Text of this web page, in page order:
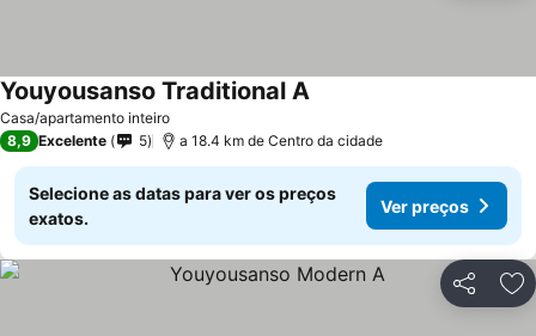
Casa/apartamento inteiro
Youyousanso Traditional A
8,9 Excelente 5 a 18.4 km de Centro da cidade
Selecione as datas para ver os preços
exatos.
Ver preços
Partilhar